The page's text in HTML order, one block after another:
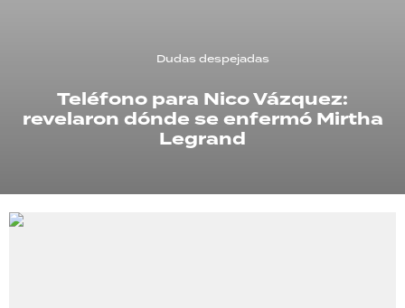
Dudas despejadas
Teléfono para Nico Vázquez:
revelaron dónde se enfermó Mirtha
Legrand
RECETAS
PALABRAS